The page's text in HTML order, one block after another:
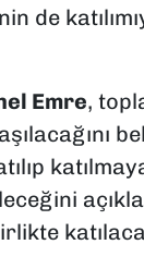
de
Emre,